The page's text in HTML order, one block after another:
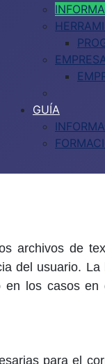
GUÍA
archivos de
del usuario. La
los casos en
para el